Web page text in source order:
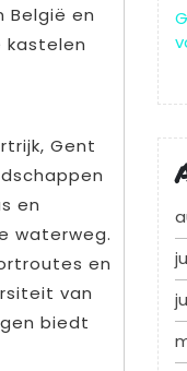
België en
kastelen
Gent
en
waterweg.
en
van
biedt